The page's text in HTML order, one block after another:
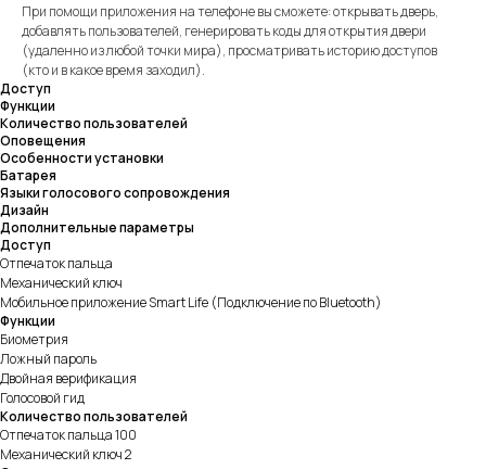
При помощи приложения на телефоне вы сможете: открывать дверь,
добавлять пользователей, генерировать коды для открытия двери
(удаленно из любой точки мира), просматривать историю доступов
(кто и в какое время заходил).
Доступ
Функции
Количество пользователей
Оповещения
Особенности установки
Батарея
Языки голосового сопровождения
Дизайн
Дополнительные параметры
Доступ
Отпечаток пальца
Механический ключ
Мобильное приложение Smart Life (Подключение по Bluetooth)
Функции
Биометрия
Ложный пароль
Двойная верификация
Голосовой гид
Количество пользователей
Отпечаток пальца 100
Механический ключ 2